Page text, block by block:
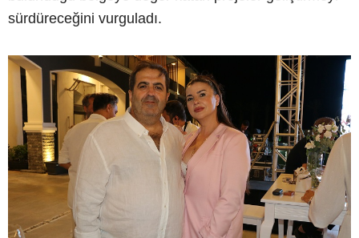
sürdüreceğini vurguladı.